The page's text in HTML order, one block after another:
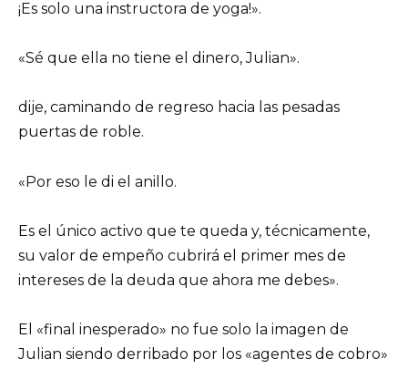
¡Es solo una instructora de yoga!».
«Sé que ella no tiene el dinero, Julian».
dije, caminando de regreso hacia las pesadas
puertas de roble.
«Por eso le di el anillo.
Es el único activo que te queda y, técnicamente,
su valor de empeño cubrirá el primer mes de
intereses de la deuda que ahora me debes».
El «final inesperado» no fue solo la imagen de
Julian siendo derribado por los «agentes de cobro»